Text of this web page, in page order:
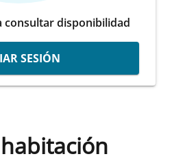
consultar disponibilidad
SESIÓN